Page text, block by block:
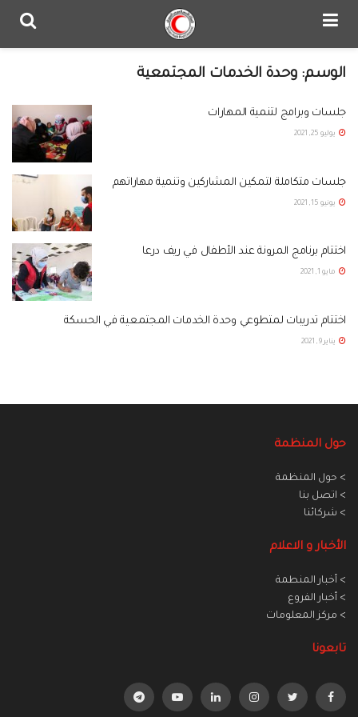
الوسم: وحدة الخدمات المجتمعية
جلسات وبرامج لتنمية المهارات
يوليو 25, 2021
جلسات متكاملة لتمكين المشاركين وتنمية مهاراتهم
يونيو 15, 2021
اختتام برنامج المرونة عند الأطفال في ريف درعا
مايو 1, 2021
اختتام تدريبات لمتطوعي وحدة الخدمات المجتمعية في الحسكة
يناير 9, 2021
حول المنظمة
> حول المنظمة
> اتصل بنا
> شركائنا
الأخبار و الاعلام
> أخبار المنطمة
> أخبار الفروع
> مركز المعلومات
تابعونا